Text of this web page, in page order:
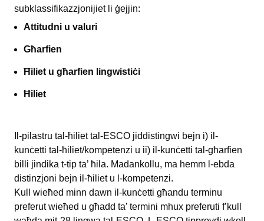
subklassifikazzjonijiet li ġejjin:
Attitudni u valuri
Għarfien
Ħiliet u għarfien lingwistiċi
Ħiliet
Il-pilastru tal-ħiliet tal-ESCO jiddistingwi bejn i) il-
kunċetti tal-ħiliet/kompetenzi u ii) il-kunċetti tal-għarfien
billi jindika t-tip ta’ ħila. Madankollu, ma hemm l-ebda
distinzjoni bejn il-ħiliet u l-kompetenzi.
Kull wieħed minn dawn il-kunċetti għandu terminu
preferut wieħed u għadd ta’ termini mhux preferuti f’kull